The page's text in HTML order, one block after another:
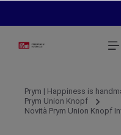
Prym | Happiness is
Prym Union Knopf
Novità Prym Union Knopf